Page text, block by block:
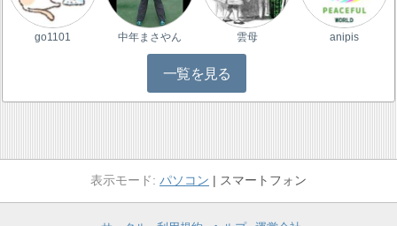
go1101 中年まさやん 雲母 anipis
一覧を見る
パソコン スマートフォン